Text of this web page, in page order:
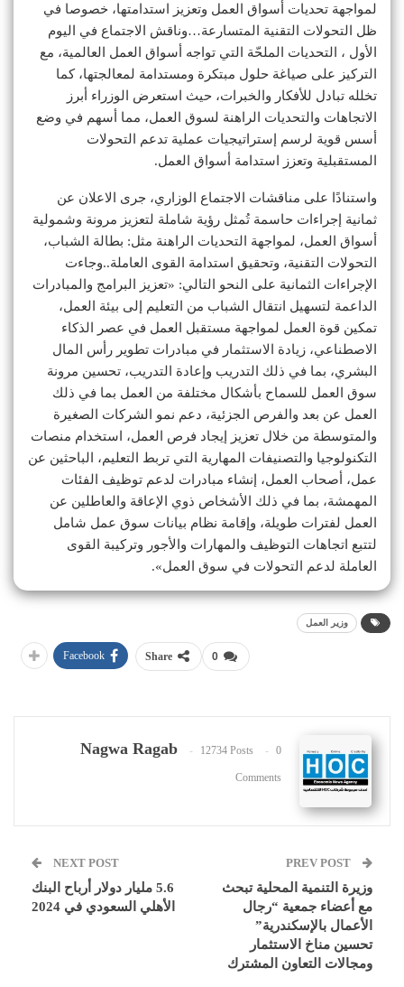
لمواجهة تحديات أسواق العمل وتعزيز استدامتها، خصوصا في
ظل التحولات التقنية المتسارعة…وناقش الاجتماع في اليوم
الأول ، التحديات الملحّة التي تواجه أسواق العمل العالمية، مع
التركيز على صياغة حلول مبتكرة ومستدامة لمعالجتها، كما
تخلله تبادل للأفكار والخبرات، حيث استعرض الوزراء أبرز
الاتجاهات والتحديات الراهنة لسوق العمل، مما أسهم في وضع
أسس قوية لرسم إستراتيجيات عملية تدعم التحولات
المستقبلية وتعزز استدامة أسواق العمل.
واستنادًا على مناقشات الاجتماع الوزاري، جرى الاعلان عن
ثمانية إجراءات حاسمة تُمثل رؤية شاملة لتعزيز مرونة وشمولية
أسواق العمل، لمواجهة التحديات الراهنة مثل: بطالة الشباب،
التحولات التقنية، وتحقيق استدامة القوى العاملة..وجاءت
الإجراءات الثمانية على النحو التالي: «تعزيز البرامج والمبادرات
الداعمة لتسهيل انتقال الشباب من التعليم إلى بيئة العمل،
تمكين قوة العمل لمواجهة مستقبل العمل في عصر الذكاء
الاصطناعي، زيادة الاستثمار في مبادرات تطوير رأس المال
البشري، بما في ذلك التدريب وإعادة التدريب، تحسين مرونة
سوق العمل للسماح بأشكال مختلفة من العمل بما في ذلك
العمل عن بعد والفرص الجزئية، دعم نمو الشركات الصغيرة
والمتوسطة من خلال تعزيز إيجاد فرص العمل، استخدام منصات
التكنولوجيا والتصنيفات المهارية التي تربط التعليم، الباحثين عن
عمل، أصحاب العمل، إنشاء مبادرات لدعم توظيف الفئات
المهمشة، بما في ذلك الأشخاص ذوي الإعاقة والعاطلين عن
العمل لفترات طويلة، وإقامة نظام بيانات سوق عمل شامل
لتتبع اتجاهات التوظيف والمهارات والأجور وتركيبة القوى
العاملة لدعم التحولات في سوق العمل».
وزير العمل
0
Share
Facebook
Nagwa Ragab 12734 Posts 0
Comments
وزيرة التنمية المحلية تبحث
مع أعضاء جمعية “رجال
الأعمال بالإسكندرية”
تحسين مناخ الاستثمار
ومجالات التعاون المشترك
NEXT POST
5.6 مليار دولار أرباح البنك
الأهلي السعودي في 2024